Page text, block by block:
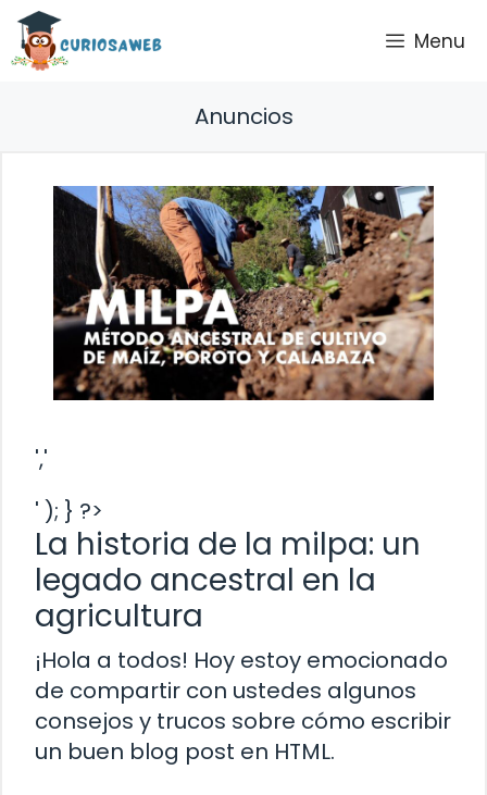
Saltar
contenido
Menu
Anuncios
','
' ); } ?>
La historia de la milpa: un
legado ancestral en la
agricultura
¡Hola a todos! Hoy estoy emocionado
de compartir con ustedes algunos
consejos y trucos sobre cómo escribir
un buen blog post en HTML.